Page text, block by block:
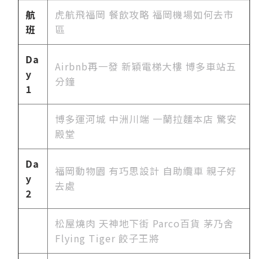
航
班
虎航飛福岡 餐飲攻略 福岡機場如何去市
區
Da
y
1
Airbnb再一發 新穎電梯大樓 博多車站五
分鐘
博多運河城 中洲川端 一蘭拉麵本店 驚安
殿堂
Da
y
2
福岡動物園 有巧思設計 自助纜車 親子好
去處
松屋燒肉 天神地下街 Parco百貨 茅乃舍
Flying Tiger 餃子王將